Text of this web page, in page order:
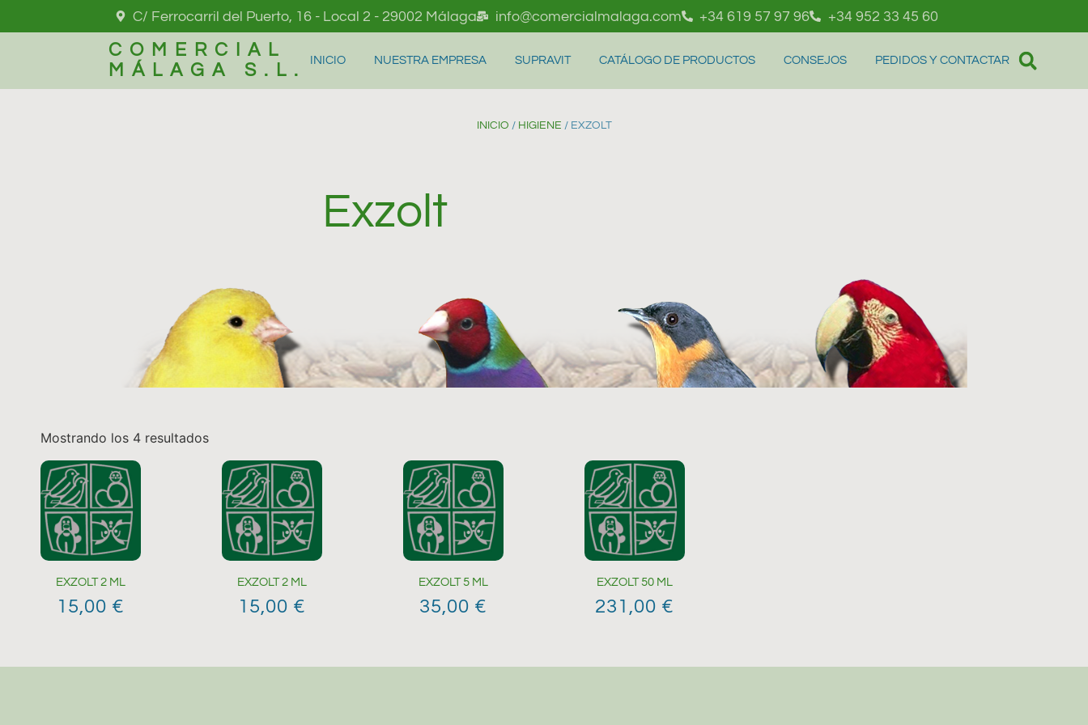
C/ Ferrocarril del Puerto, 16 - Local 2 - 29002 Málaga info@comercialmalaga.com +34 619 57 97 96 +34 952 33 45 60
COMERCIAL
MÁLAGA S.L.
INICIO NUESTRA EMPRESA SUPRAVIT CATÁLOGO DE PRODUCTOS CONSEJOS PEDIDOS Y CONTACTAR
INICIO / HIGIENE / EXZOLT
Exzolt
Mostrando los 4 resultados
EXZOLT 2 ML
15,00 €
EXZOLT 2 ML
15,00 €
EXZOLT 5 ML
35,00 €
EXZOLT 50 ML
231,00 €